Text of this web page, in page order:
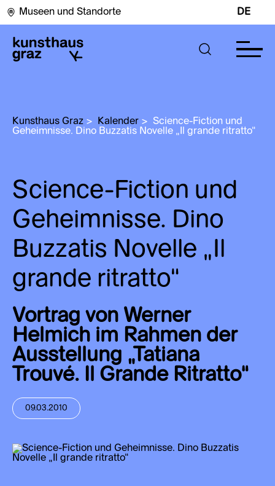
Museen und Standorte DE
Kunsthaus Graz > Kalender > Science-Fiction und
Geheimnisse. Dino Buzzatis Novelle „Il grande ritratto“
Science-Fiction und
Geheimnisse. Dino
Buzzatis Novelle „Il
grande ritratto“
Vortrag von Werner
Helmich im Rahmen der
Ausstellung „Tatiana
Trouvé. Il Grande Ritratto“
09.03.2010